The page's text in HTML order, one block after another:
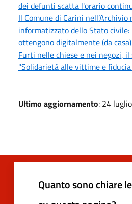
dei defunti scatta l'orario
Il Comune di Carini nell’Archivio
informatizzato dello Stato
ottengono digitalmente (da casa)
Furti nelle chiese e nei negozi,
"Solidarietà alle vittime e
Ultimo aggiornamento: 24
Quanto sono chiare